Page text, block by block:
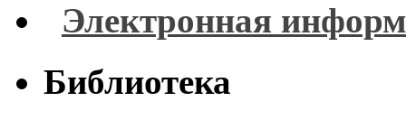
Электронная
Библиотека